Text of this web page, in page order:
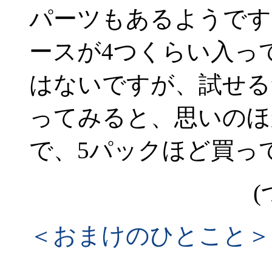
パーツもあるようで
ースが4つくらい入っ
はないですが、試せ
ってみると、思いの
で、5パックほど買っ
(
＜おまけのひとこと＞